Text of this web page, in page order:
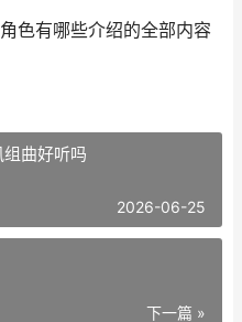
色有哪些介绍的全部内容
曲好听吗
2026-06-25
下一篇 »